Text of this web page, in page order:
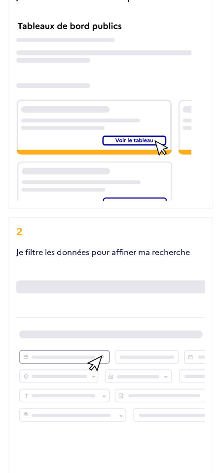
2
Je filtre les données pour affiner ma recherche